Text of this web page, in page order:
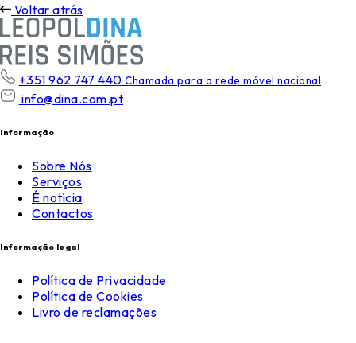
Voltar atrás
+351 962 747 440 Chamada para a rede móvel nacional
info@dina.com.pt
Informação
Sobre Nós
Serviços
É notícia
Contactos
Informação legal
Política de Privacidade
Política de Cookies
Livro de reclamações